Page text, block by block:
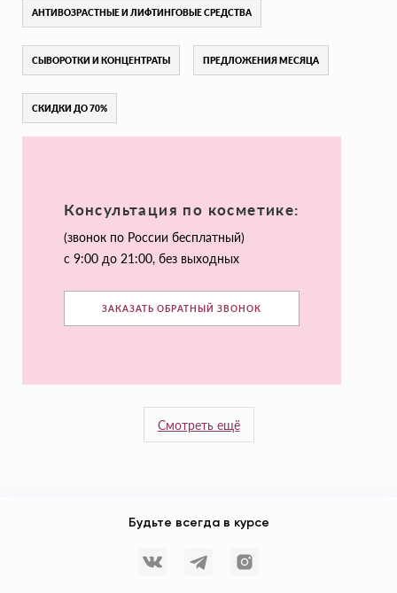
АНТИВОЗРАСТНЫЕ И ЛИФТИНГОВЫЕ СРЕДСТВА
СЫВОРОТКИ И КОНЦЕНТРАТЫ ПРЕДЛОЖЕНИЯ МЕСЯЦА
СКИДКИ ДО 70%
Консультация по косметике:
(звонок по России бесплатный)
с 9:00 до 21:00, без выходных
ЗАКАЗАТЬ ОБРАТНЫЙ ЗВОНОК
Смотреть ещё
Будьте всегда в курсе